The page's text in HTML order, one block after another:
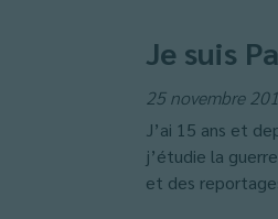
Je suis
25 novembre
J’ai 15 ans et
j’étudie la
et des